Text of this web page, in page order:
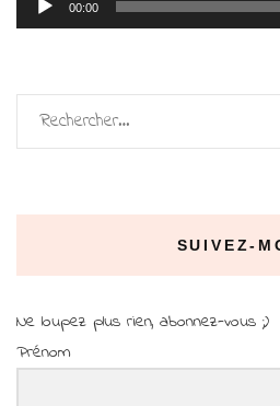
00:00
Rechercher :
SUIVEZ-
Ne loupez plus rien, abonnez-vous ;)
Prénom